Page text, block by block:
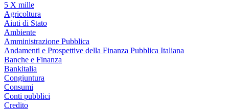
5 X mille
Agricoltura
Aiuti di Stato
Ambiente
Amministrazione Pubblica
Andamenti e Prospettive della Finanza Pubblica Italiana
Banche e Finanza
Bankitalia
Congiuntura
Consumi
Conti pubblici
Credito